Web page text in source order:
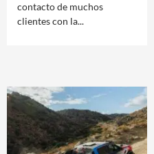
contacto de muchos
clientes con la...